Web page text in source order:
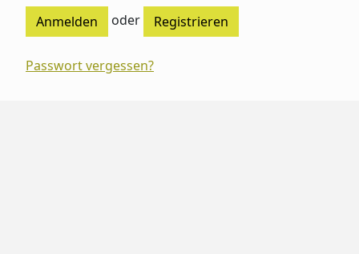
oder Registrieren
Passwort vergessen?